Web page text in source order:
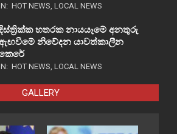
HOT NEWS, LOCAL NEWS
හතරක නායයෑමේ අනතුරු
නිවේදන යාවත්කාලීන
HOT NEWS, LOCAL NEWS
GALLERY